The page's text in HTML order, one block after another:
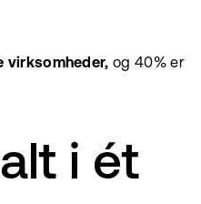
virksomheder,og 40% er
i ét